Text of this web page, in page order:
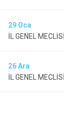
29 Oca
İL GENEL
26Ara
İL GENEL